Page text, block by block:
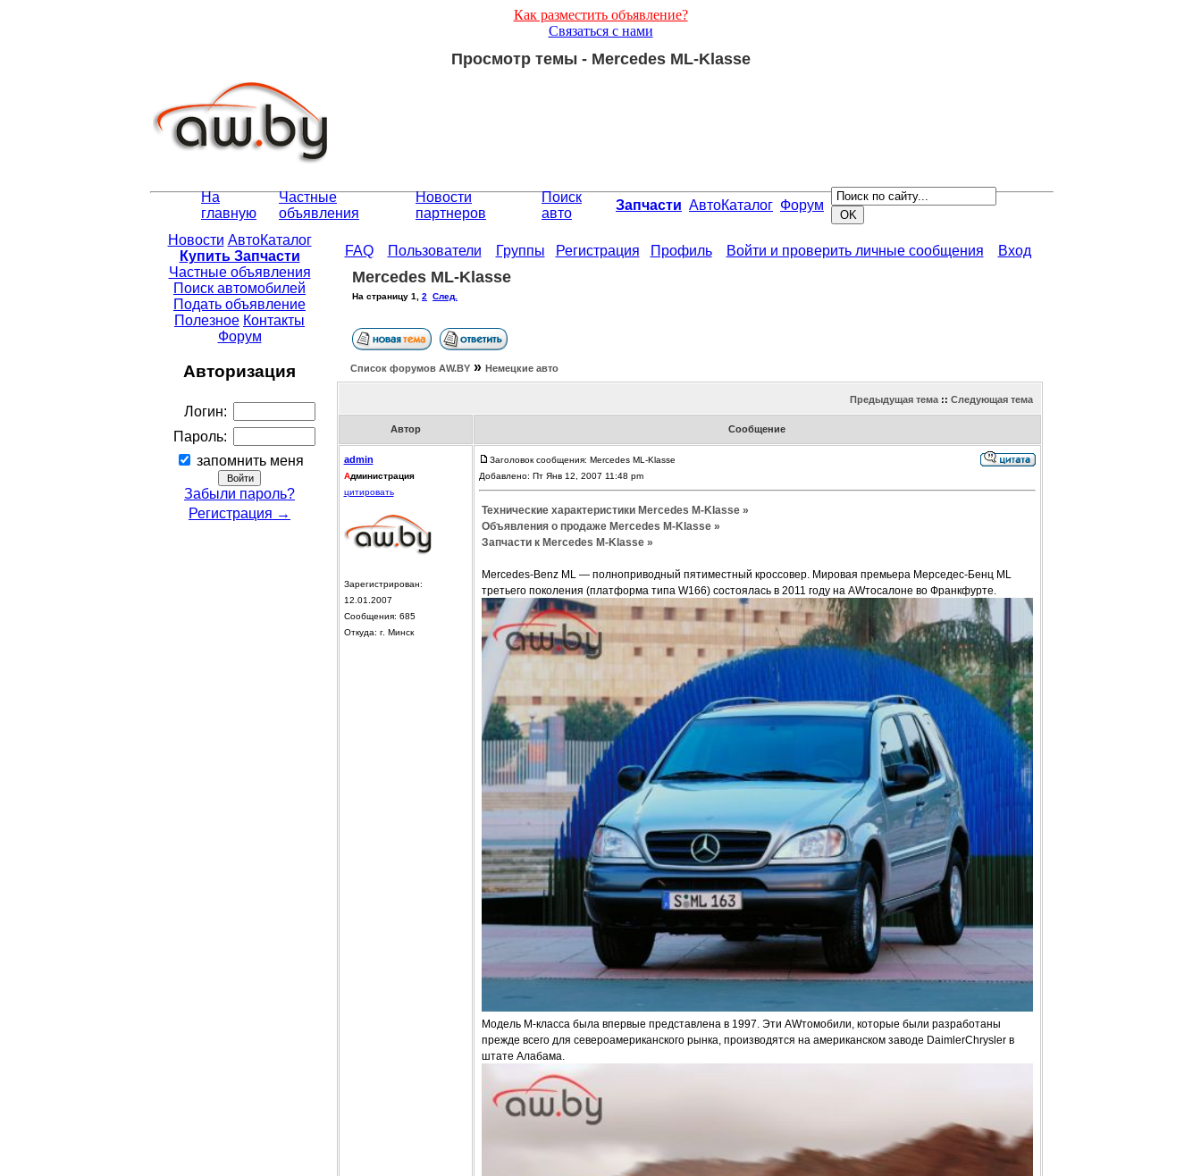
Как разместить объявление?
Связаться с нами
Просмотр темы - Mercedes ML-Klasse
На
главную
Частные
объявления
Новости
партнеров
Поиск
авто
Запчасти АвтоКаталог Форум
Новости АвтоКаталог
Купить Запчасти
Частные объявления
Поиск автомобилей
Подать объявление
Полезное Контакты
Форум
Авторизация
Логин:
Пароль:
запомнить меня
Забыли пароль?
Регистрация →
FAQ Пользователи Группы Регистрация Профиль Войти и проверить личные сообщения Вход
Mercedes ML-Klasse
На страницу 1 2 След.
Список форумов АW.BY» Немецкие авто
Предыдущая тема:: Следующая тема
Автор Сообщение
admin
Администрация
цитировать
Зарегистрирован:
12.01.2007
Сообщения: 685
Откуда: г. Минск
Заголовок сообщения: Mercedes ML-Klasse
Добавлено: Пт Янв 12, 2007 11:48 pm
Технические характеристики Mercedes M-Klasse »
Объявления о продаже Mercedes M-Klasse »
Запчасти к Mercedes M-Klasse »
Mercedes-Benz ML — полноприводный пятиместный кроссовер. Мировая премьера Мерседес-Бенц ML
третьего поколения (платформа типа W166) состоялась в 2011 году на AWтосалоне во Франкфурте.
Модель М-класса была впервые представлена в 1997. Эти AWтомобили, которые были разработаны
прежде всего для североамериканского рынка, производятся на американском заводе DaimlerChrysler в
штате Алабама.